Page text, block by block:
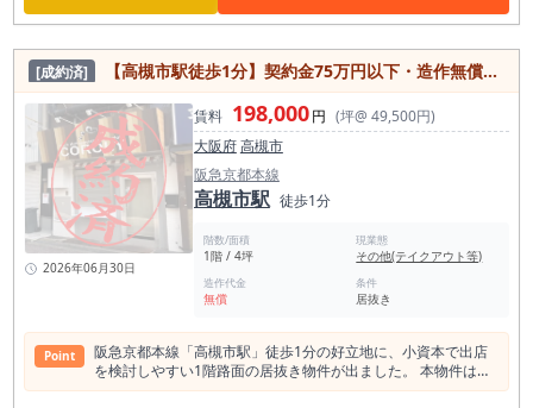
辺住民、買い物客、飲食目的の来街者が集まる成熟した飲食マ
市駅の乗降客数は約57,538人と、2駅合計で大きな人流を形成
しています。 さらに高槻駅半径500m圏内には飲食店が約679
軒、そのうち居酒屋が約132軒存在しており、競争環境はある
ものの、それだけ飲食需要が成立しているエリアといえます。
本物件の大きな魅力は、前業態が居酒屋である点です。 現況は
居酒屋居抜きのため、既存造作を活用した出店計画が立てやす
く、スケルトンから内装を作り込む場合と比較して、初期投資
や開業準備期間を抑えやすい可能性があります。 約17.84坪と
いう店舗サイズも扱いやすく、個人開業から小規模法人の新規
出店、既存店の2店舗目・3店舗目展開まで検討しやすい面積帯
です。 また、本物件は重飲食も検討可能な点が大きな強みで
す。 居酒屋はもちろん、焼鳥、焼肉、鉄板焼き、ラーメン、韓
国料理、中華、海鮮居酒屋、肉バル、大衆酒場、立ち飲み系業
態など、幅広い飲食業態で検討しやすい条件です。 さらに、特
るため、高槻エリアで夜営業を含めた収益設計を考えたい方に
も魅力的です。 高槻本通り商店街沿いという立地は、駅前一等
地とは異なりながらも、日常利用の飲食需要を取り込みやすい
[成約済] 【高槻市駅徒歩1分】契約金75万円以下・造作無償の1階路面店舗／4坪のテイクアウト向け居抜き物件
2026年06月30日
賃料 198,000円 (坪@ 49,500円)
大阪府高槻市
阪急京都本線
高槻市駅 徒歩1分
階数/面積
1階 / 4坪
現業態
その他(テイクアウト等)
造作代金
無償
条件
居抜き
Point
阪急京都本線「高槻市駅」徒歩1分の好立地に、小資本で出店
を検討しやすい1階路面の居抜き物件が出ました。 本物件は、
大阪府高槻市北園町エリアに位置する約4坪の小型店舗です。